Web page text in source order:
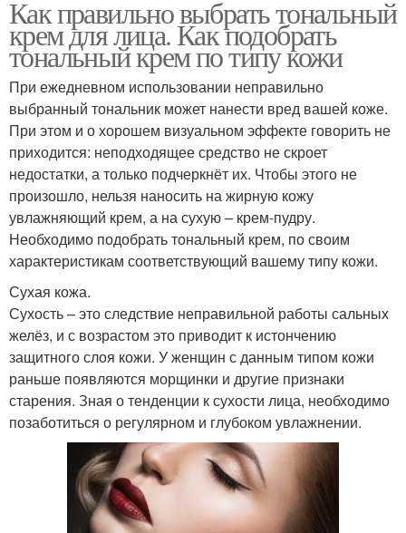
Как правильно выбрать тональный
крем для лица. Как подобрать
тональный крем по типу кожи
При ежедневном использовании неправильно
выбранный тональник может нанести вред вашей коже.
При этом и о хорошем визуальном эффекте говорить не
приходится: неподходящее средство не скроет
недостатки, а только подчеркнёт их. Чтобы этого не
произошло, нельзя наносить на жирную кожу
увлажняющий крем, а на сухую – крем-пудру.
Необходимо подобрать тональный крем, по своим
характеристикам соответствующий вашему типу кожи.
Сухая кожа.
Сухость – это следствие неправильной работы сальных
желёз, и с возрастом это приводит к истончению
защитного слоя кожи. У женщин с данным типом кожи
раньше появляются морщинки и другие признаки
старения. Зная о тенденции к сухости лица, необходимо
позаботиться о регулярном и глубоком увлажнении.